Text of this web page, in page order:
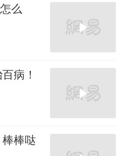
么
病！
棒哒